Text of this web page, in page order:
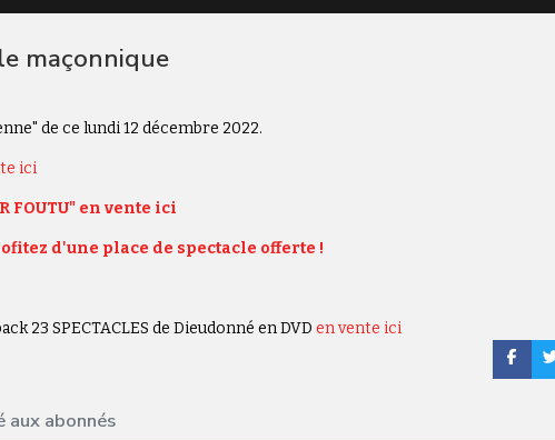
maçonnique
de ce lundi 12 décembre 2022.
ici
FOUTU" en vente ici
d'une place de spectacle offerte !
23 SPECTACLES de Dieudonné en DVD en vente ici
aux abonnés